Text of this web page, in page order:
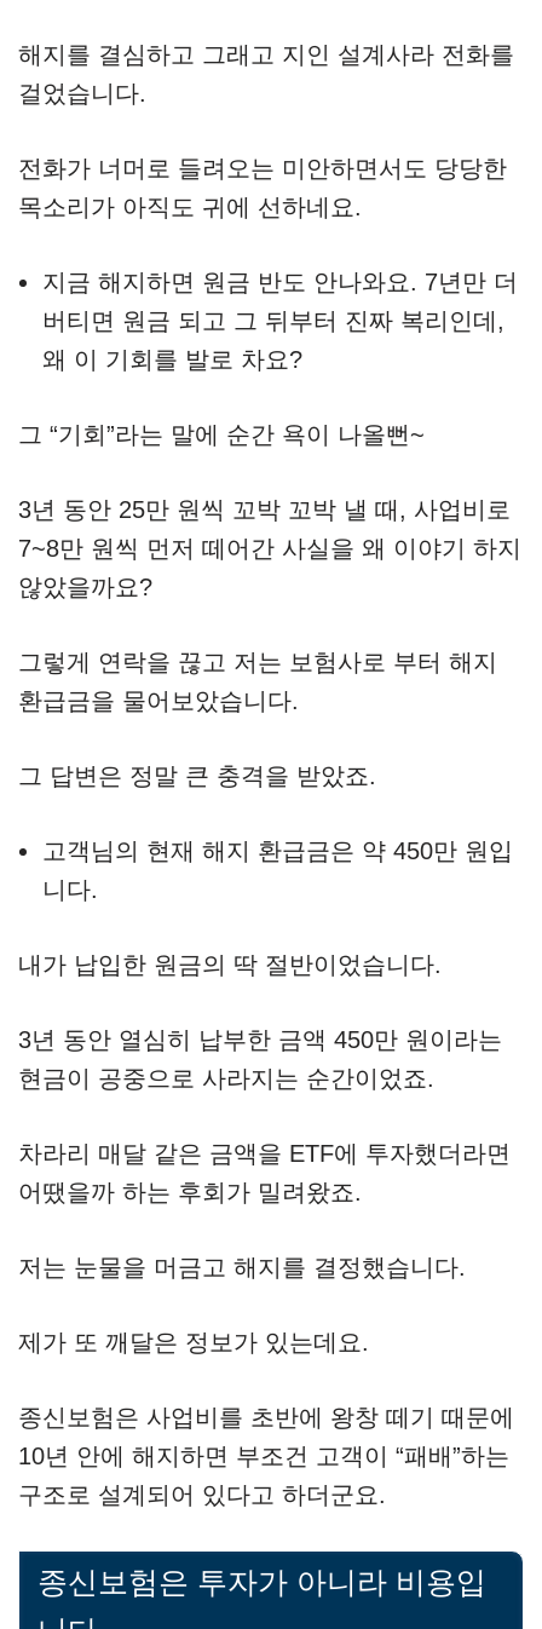
해지를 결심하고 그래고 지인 설계사라 전화를
걸었습니다.
전화가 너머로 들려오는 미안하면서도 당당한
목소리가 아직도 귀에 선하네요.
지금 해지하면 원금 반도 안나와요. 7년만 더
버티면 원금 되고 그 뒤부터 진짜 복리인데,
왜 이 기회를 발로 차요?
그 “기회”라는 말에 순간 욕이 나올뻔~
3년 동안 25만 원씩 꼬박 꼬박 낼 때, 사업비로
7~8만 원씩 먼저 떼어간 사실을 왜 이야기 하지
않았을까요?
그렇게 연락을 끊고 저는 보험사로 부터 해지
환급금을 물어보았습니다.
그 답변은 정말 큰 충격을 받았죠.
고객님의 현재 해지 환급금은 약 450만 원입
니다.
내가 납입한 원금의 딱 절반이었습니다.
3년 동안 열심히 납부한 금액 450만 원이라는
현금이 공중으로 사라지는 순간이었죠.
차라리 매달 같은 금액을 ETF에 투자했더라면
어땠을까 하는 후회가 밀려왔죠.
저는 눈물을 머금고 해지를 결정했습니다.
제가 또 깨달은 정보가 있는데요.
종신보험은 사업비를 초반에 왕창 떼기 때문에
10년 안에 해지하면 부조건 고객이 “패배”하는
구조로 설계되어 있다고 하더군요.
종신보험은 투자가 아니라 비용입